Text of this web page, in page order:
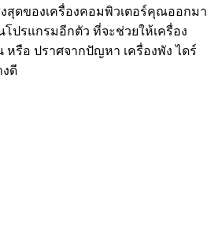
สุดของเครื่องคอมพิวเตอร์คุณออกมา
โปรแกรมอีกตัว ที่จะช่วยให้เครื่อง
รือ ปราศจากปัญหา เครื่องพัง ไดร์
งดี